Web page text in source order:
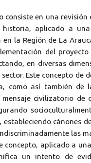
consiste en una
aplicado a
en la Región de La
del proyecto
en diversas
Este concepto de
como así también de
civilizatorio de
estableciendo cánones
las
concepto, aplicado a
un intento de